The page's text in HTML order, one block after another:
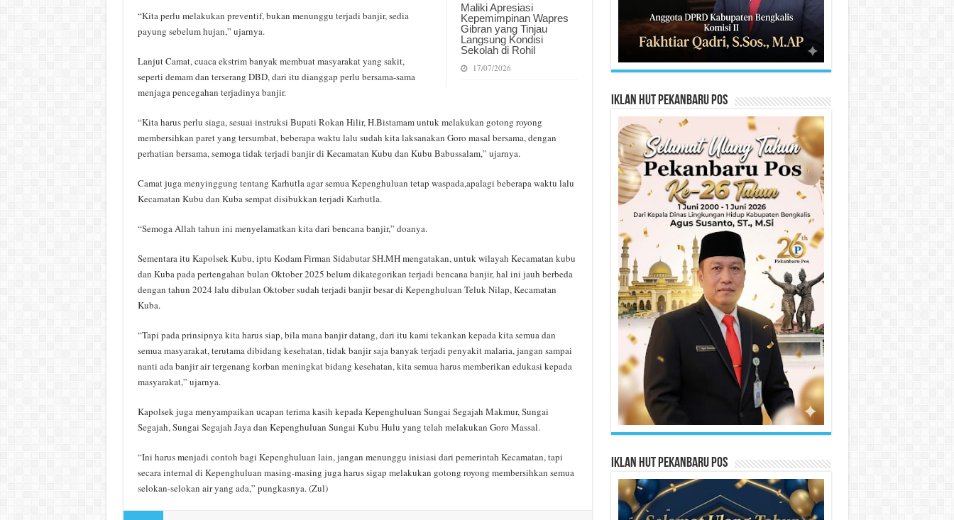
Maliki Apresiasi
Kepemimpinan Wapres
Gibran yang Tinjau
Langsung Kondisi
Sekolah di Rohil
17/07/2026
“Kita perlu melakukan preventif, bukan menunggu terjadi banjir, sedia
payung sebelum hujan,” ujarnya.
Lanjut Camat, cuaca ekstrim banyak membuat masyarakat yang sakit,
seperti demam dan terserang DBD, dari itu dianggap perlu bersama-sama
menjaga pencegahan terjadinya banjir.
“Kita harus perlu siaga, sesuai instruksi Bupati Rokan Hilir, H.Bistamam untuk melakukan gotong royong
membersihkan paret yang tersumbat, beberapa waktu lalu sudah kita laksanakan Goro masal bersama, dengan
perhatian bersama, semoga tidak terjadi banjir di Kecamatan Kubu dan Kubu Babussalam,” ujarnya.
Camat juga menyinggung tentang Karhutla agar semua Kepenghuluan tetap waspada,apalagi beberapa waktu lalu
Kecamatan Kubu dan Kuba sempat disibukkan terjadi Karhutla.
“Semoga Allah tahun ini menyelamatkan kita dari bencana banjir,” doanya.
Sementara itu Kapolsek Kubu, iptu Kodam Firman Sidabutar SH.MH mengatakan, untuk wilayah Kecamatan kubu
dan Kuba pada pertengahan bulan Oktober 2025 belum dikategorikan terjadi bencana banjir, hal ini jauh berbeda
dengan tahun 2024 lalu dibulan Oktober sudah terjadi banjir besar di Kepenghuluan Teluk Nilap, Kecamatan
Kuba.
“Tapi pada prinsipnya kita harus siap, bila mana banjir datang, dari itu kami tekankan kepada kita semua dan
semua masyarakat, terutama dibidang kesehatan, tidak banjir saja banyak terjadi penyakit malaria, jangan sampai
nanti ada banjir air tergenang korban meningkat bidang kesehatan, kita semua harus memberikan edukasi kepada
masyarakat,” ujarnya.
Kapolsek juga menyampaikan ucapan terima kasih kepada Kepenghuluan Sungai Segajah Makmur, Sungai
Segajah, Sungai Segajah Jaya dan Kepenghuluan Sungai Kubu Hulu yang telah melakukan Goro Massal.
“Ini harus menjadi contoh bagi Kepenghuluan lain, jangan menunggu inisiasi dari pemerintah Kecamatan, tapi
secara internal di Kepenghuluan masing-masing juga harus sigap melakukan gotong royong membersihkan semua
selokan-selokan air yang ada,” pungkasnya. (Zul)
Iklan HUT Pekanbaru Pos
Iklan HUT Pekanbaru Pos